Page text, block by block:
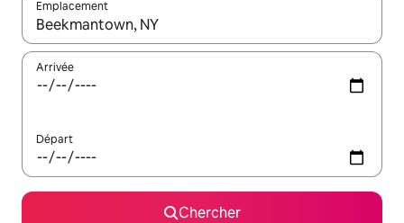
Emplacement
Quand les résultats sont affichés, parcourez-les en utilisant
Arrivée
Départ
Chercher